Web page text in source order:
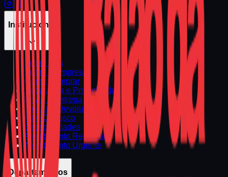
Institucional
Sobre Nós
Sobre a Empresa
Como Comprar
Segurança e Privacidade
Envio e Entrega
Trocas e Devoluções
Fale Conosco
Especialidades
Atendimento Regional
Atendimento Urgente
Departamentos